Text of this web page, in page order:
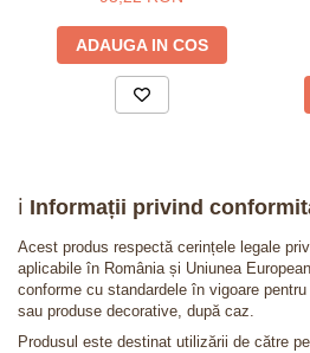
ADAUGA IN COS
ℹ️ Informații privind
Acest produs respectă cerințele legale
aplicabile în România și Uniunea
conforme cu standardele în vigoare
sau produse decorative, după caz.
Produsul este destinat utilizării de către